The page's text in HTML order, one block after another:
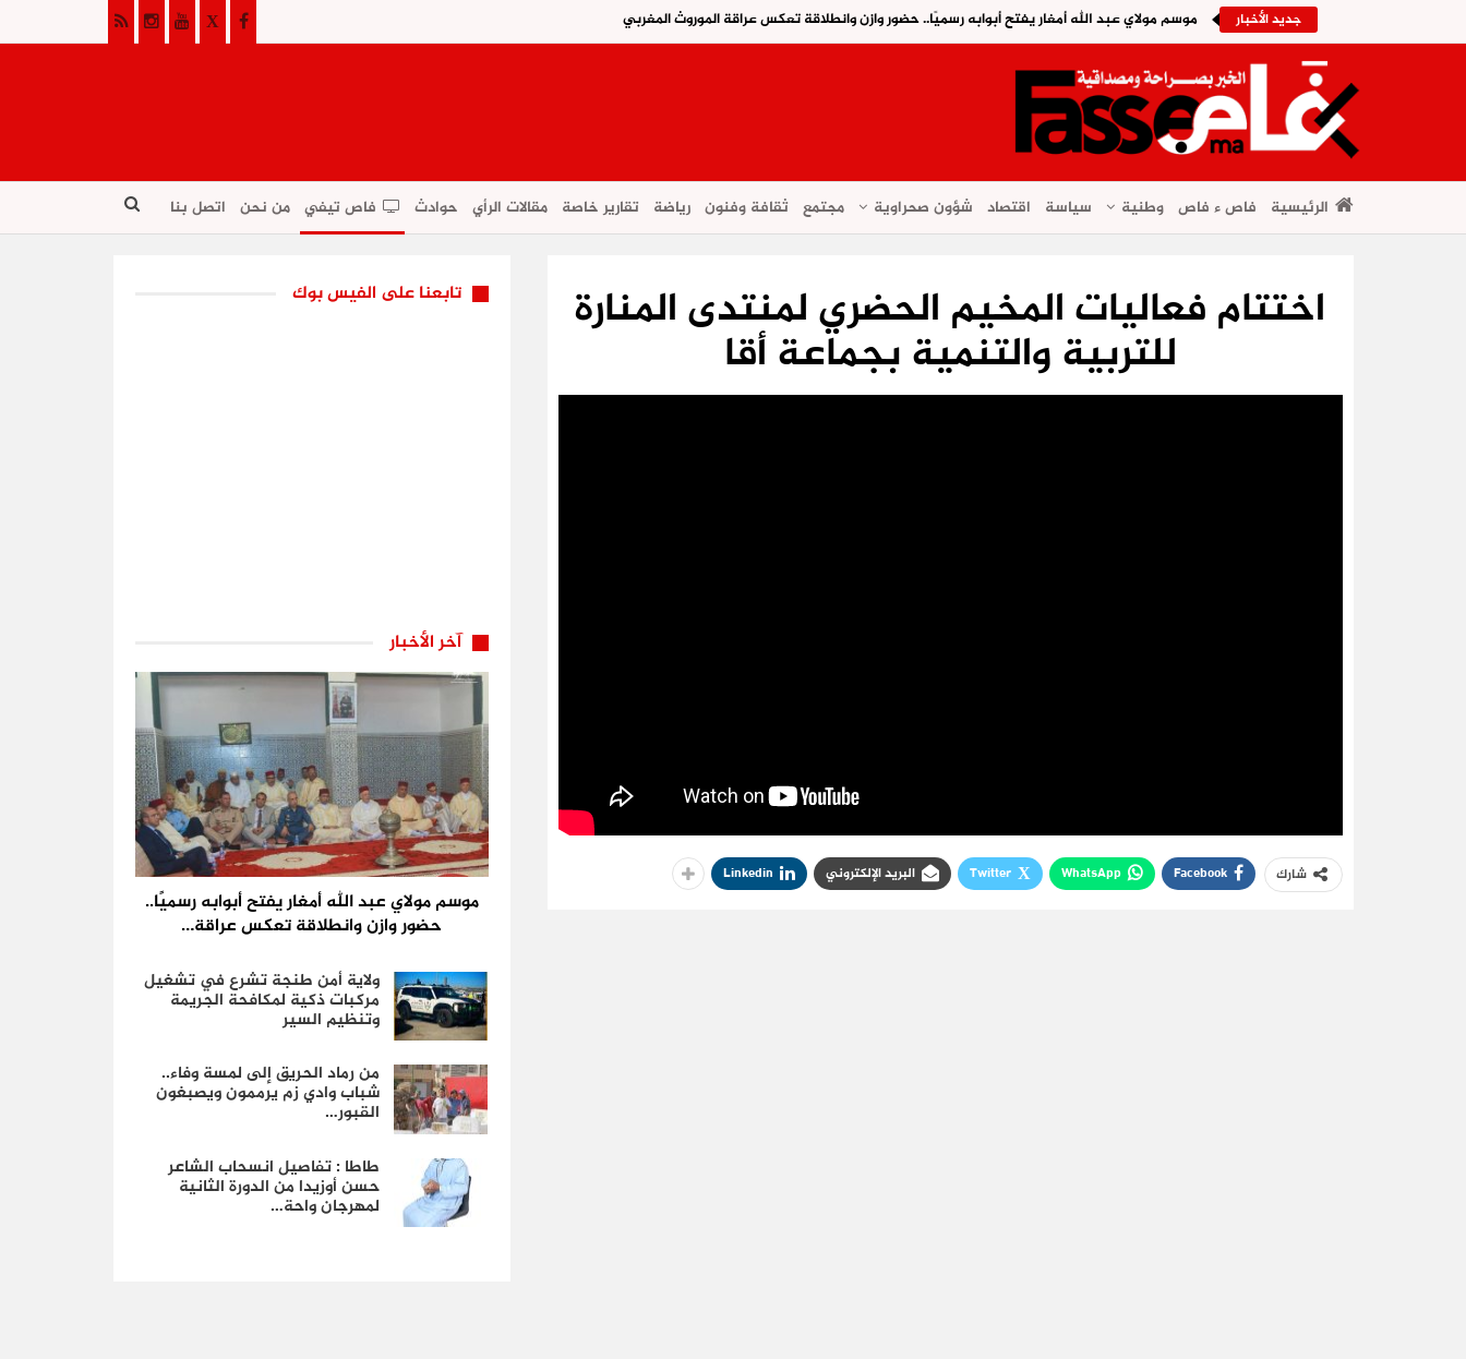
جديد الأخبار موسم مولاي عبد الله أمغار يفتح أبوابه رسميًا.. حضور وازن وانطلاقة تعكس عراقة الموروث المغربي
الرئيسية فاص ء فاص وطنية سياسة اقتصاد شؤون صحراوية مجتمع ثقافة وفنون رياضة تقارير خاصة مقالات الرأي حوادث فاص تيفي من نحن اتصل بنا
اختتام فعاليات المخيم الحضري لمنتدى المنارة
للتربية والتنمية بجماعة أقا
شارك Facebook
WhatsApp
Twitter البريد الإلكتروني Linkedin
تابعنا على الفيس بوك
آخر الأخبار
موسم مولاي عبد الله أمغار يفتح أبوابه رسميًا..
حضور وازن وانطلاقة تعكس عراقة…
ولاية أمن طنجة تشرع في تشغيل
مركبات ذكية لمكافحة الجريمة
وتنظيم السير
من رماد الحريق إلى لمسة وفاء..
شباب وادي زم يرممون ويصبغون
القبور…
طاطا : تفاصيل انسحاب الشاعر
حسن أوزيدا من الدورة الثانية
لمهرجان واحة…